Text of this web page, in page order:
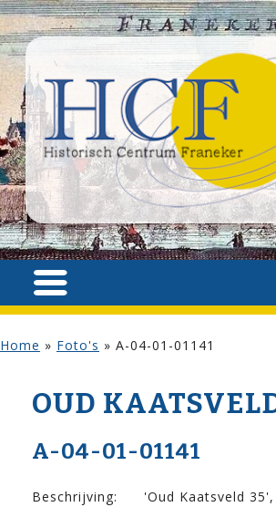
Home » Foto's » A-04-01-01141
OUD
A-04-01-01141
Beschrijving:
'Oud Kaatsveld